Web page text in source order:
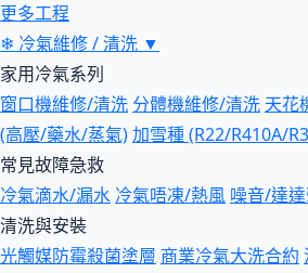
更多工程
❄ 冷氣維修 / 清洗 ▼
家用冷氣系列
窗口機維修/清洗 分體機維修/清洗 天花
(高壓/藥水/蒸氣)加雪種 (R22/R410A/
常見故障急救
冷氣滴水/漏水 冷氣唔凍/熱風 噪音/達
清洗與安裝
光觸媒防霉殺菌塗層 商業冷氣大洗合約